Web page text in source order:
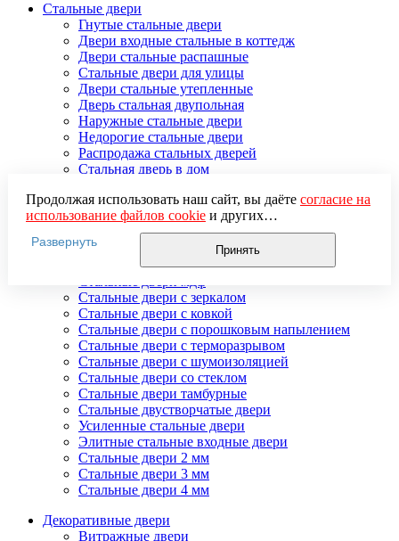
Стальные двери
Гнутые стальные двери
Двери входные стальные в коттедж
Двери стальные распашные
Стальные двери для улицы
Двери стальные утепленные
Дверь стальная двупольная
Наружные стальные двери
Недорогие стальные двери
Распродажа стальных дверей
Стальная дверь в дом
Стальные взломостойкие двери
Стальные входные двери в квартиру
Стальные двери в подъезд
Стальные двери внутреннего открывания
Стальные двери массив
Стальные двери с зеркалом
Стальные двери с ковкой
Стальные двери с порошковым напылением
Стальные двери с терморазрывом
Стальные двери с шумоизоляцией
Стальные двери со стеклом
Стальные двери тамбурные
Стальные двустворчатые двери
Усиленные стальные двери
Элитные стальные входные двери
Стальные двери 2 мм
Стальные двери 3 мм
Стальные двери 4 мм
Декоративные двери
Витражные двери
Продолжая использовать наш сайт, вы даёте согласие на
использование файлов cookieи других
пользовательских данных (включая IP-адрес, сведения о
местоположении, устройстве, действиях на сайте и т. п.)
для функционирования сайта, проведения
использования систем аналитики (например,
Яндекс.Метрика), в соответствии с нашей
обработки персональных данных.
Если вы не хотите, чтобы ваши данные обрабатывались,
настройте ограничения в браузере или покиньте сайт.
Развернуть
Принять